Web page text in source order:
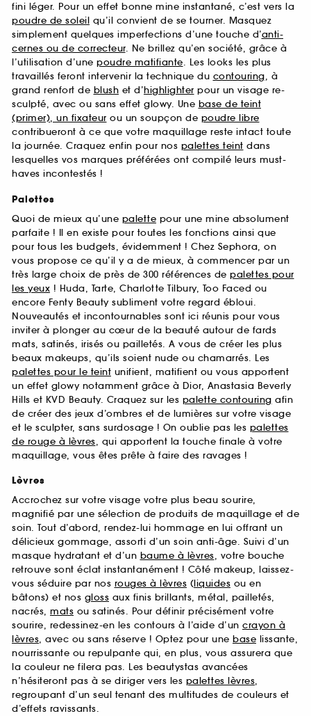
fini léger. Pour un effet bonne mine instantané, c’est vers la
poudre de soleil qu’il convient de se tourner. Masquez
simplement quelques imperfections d’une touche d’anti-
cernes ou de correcteur. Ne brillez qu’en société, grâce à
l’utilisation d’une poudre matifiante. Les looks les plus
travaillés feront intervenir la technique du contouring, à
grand renfort de blush et d’highlighter pour un visage re-
sculpté, avec ou sans effet glowy. Une base de teint
(primer), un fixateur ou un soupçon de poudre libre
contribueront à ce que votre maquillage reste intact toute
la journée. Craquez enfin pour nos palettes teint dans
lesquelles vos marques préférées ont compilé leurs must-
haves incontestés !
Palettes
Quoi de mieux qu’une palette pour une mine absolument
parfaite ! Il en existe pour toutes les fonctions ainsi que
pour tous les budgets, évidemment ! Chez Sephora, on
vous propose ce qu’il y a de mieux, à commencer par un
très large choix de près de 300 références de palettes pour
les yeux ! Huda, Tarte, Charlotte Tilbury, Too Faced ou
encore Fenty Beauty subliment votre regard ébloui.
Nouveautés et incontournables sont ici réunis pour vous
inviter à plonger au cœur de la beauté autour de fards
mats, satinés, irisés ou pailletés. A vous de créer les plus
beaux makeups, qu’ils soient nude ou chamarrés. Les
palettes pour le teint unifient, matifient ou vous apportent
un effet glowy notamment grâce à Dior, Anastasia Beverly
Hills et KVD Beauty. Craquez sur les palette contouring afin
de créer des jeux d’ombres et de lumières sur votre visage
et le sculpter, sans surdosage ! On oublie pas les palettes
de rouge à lèvres, qui apportent la touche finale à votre
maquillage, vous êtes prête à faire des ravages !
Lèvres
Accrochez sur votre visage votre plus beau sourire,
magnifié par une sélection de produits de maquillage et de
soin. Tout d’abord, rendez-lui hommage en lui offrant un
délicieux gommage, assorti d’un soin anti-âge. Suivi d’un
masque hydratant et d’un baume à lèvres, votre bouche
retrouve sont éclat instantanément ! Côté makeup, laissez-
vous séduire par nos rouges à lèvres (liquides ou en
bâtons) et nos gloss aux finis brillants, métal, pailletés,
nacrés, mats ou satinés. Pour définir précisément votre
sourire, redessinez-en les contours à l’aide d’un crayon à
lèvres, avec ou sans réserve ! Optez pour une base lissante,
nourrissante ou repulpante qui, en plus, vous assurera que
la couleur ne filera pas. Les beautystas avancées
n’hésiteront pas à se diriger vers les palettes lèvres,
regroupant d’un seul tenant des multitudes de couleurs et
d’effets ravissants.